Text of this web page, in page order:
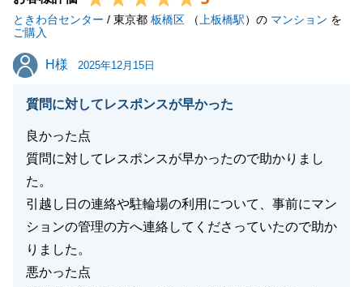
ときわ台センター / 東京都 板橋区 （ 上板橋駅）の マンション を
ご購入
H様
H様 2025年12月15日
質問に対してレスポンスが早かった
良かった点
質問に対してレスポンスが早かったので助かりまし
た。
引越し日の連絡や駐輪場の利用について、事前にマン
ションの管理の方へ連絡してくださっていたので助か
りました。
悪かった点